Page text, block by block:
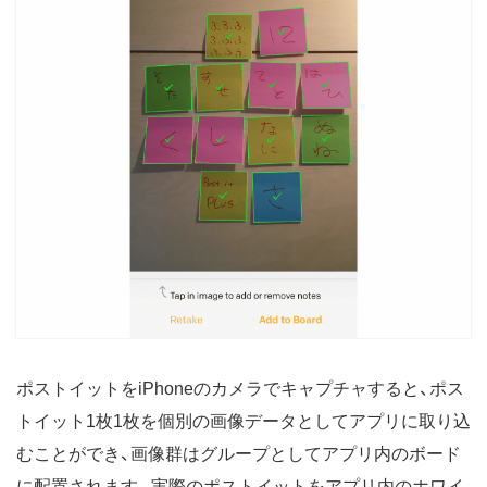
ポストイットをiPhoneのカメラでキャプチャすると、ポス
トイット1枚1枚を個別の画像データとしてアプリに取り込
むことができ、画像群はグループとしてアプリ内のボード